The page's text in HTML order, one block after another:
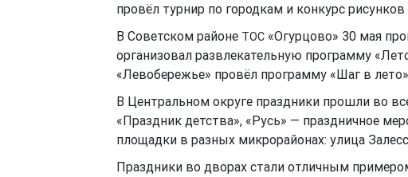
провёл турнир по городкам и конкурс рисунков
В Советском районе ТОС«Огурцово» 30 мая
организовал развлекательную программу
«Левобережье» провёл программу «Шаг в
В Центральном округе праздники прошли во
«Праздник детства», «Русь» — праздничное
площадки в разных микрорайонах: улица
Праздники во дворах стали отличным